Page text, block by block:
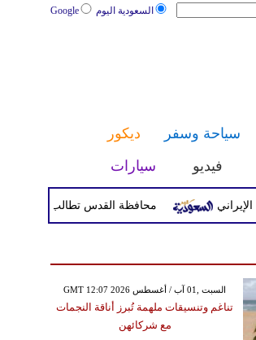
السعودية اليوم Google
سياحة وسفر
ديكور
فيديو سيارات
محافظة القدس تطالب بتحرك دولي عاجل
GMT 12:07 2026 السبت ,01 آب / أغسطس
تناغم وتنسيقات ملهمة تُبرز أناقة النجمات
مع شركائهن